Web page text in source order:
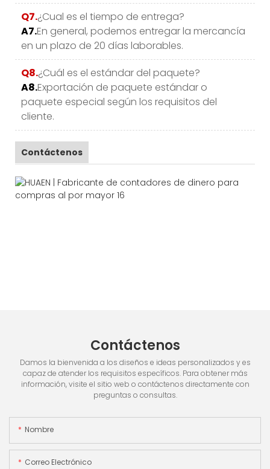
Q7.¿Cual es el tiempo de entrega?
A7.En general, podemos entregar la mercancía
en un plazo de 20 días laborables.
Q8.¿Cuál es el estándar del paquete?
A8.Exportación de paquete estándar o
paquete especial según los requisitos del
cliente.
Contáctenos
Contáctenos
Damos la bienvenida a los diseños e ideas personalizados y es
capaz de atender los requisitos específicos. Para obtener más
información, visite el sitio web o contáctenos directamente con
preguntas o consultas.
Nombre
Correo Electrónico